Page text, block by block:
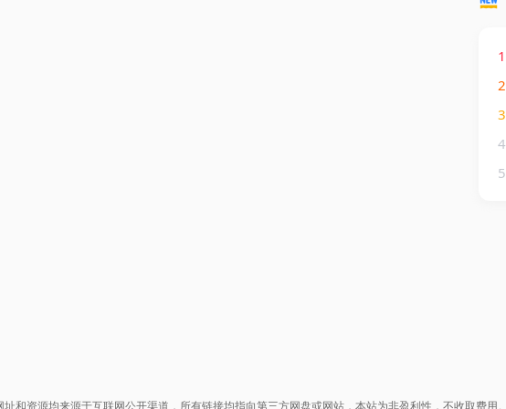
1
2
3
4
5
和资源均来源于互联网公开渠道，所有链接均指向第三方网盘或网站，本站为非盈利性，不收取费用。